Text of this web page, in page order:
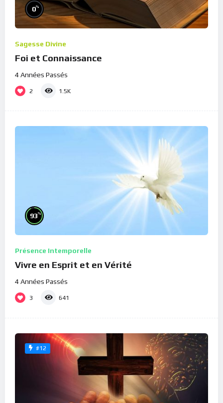
0%
Sagesse Divine
Foi et Connaissance
4 Années Passés
2 1.5K
93%
Présence Intemporelle
Vivre en Esprit et en Vérité
4 Années Passés
3 641
#12